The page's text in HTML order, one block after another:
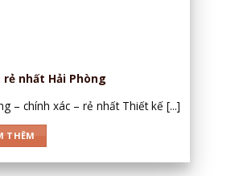
nhất Hải Phòng
– chính xác – rẻ nhất Thiết kế [...]
THÊM